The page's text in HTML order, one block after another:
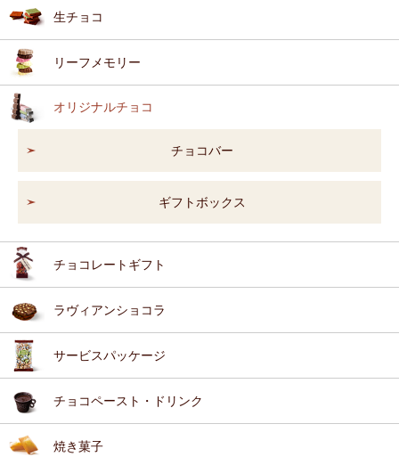
生チョコ
リーフメモリー
オリジナルチョコ
チョコバー
ギフトボックス
チョコレートギフト
ラヴィアンショコラ
サービスパッケージ
チョコペースト・ドリンク
焼き菓子